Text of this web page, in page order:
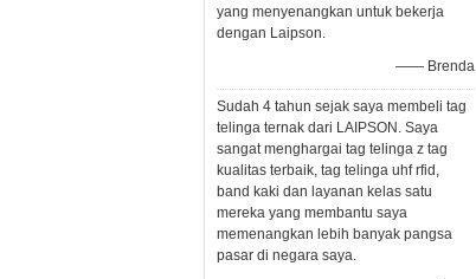
yang menyenangkan untuk bekerja
dengan Laipson.
—— Brenda
Sudah 4 tahun sejak saya membeli tag
telinga ternak dari LAIPSON. Saya
sangat menghargai tag telinga z tag
kualitas terbaik, tag telinga uhf rfid,
band kaki dan layanan kelas satu
mereka yang membantu saya
memenangkan lebih banyak pangsa
pasar di negara saya.